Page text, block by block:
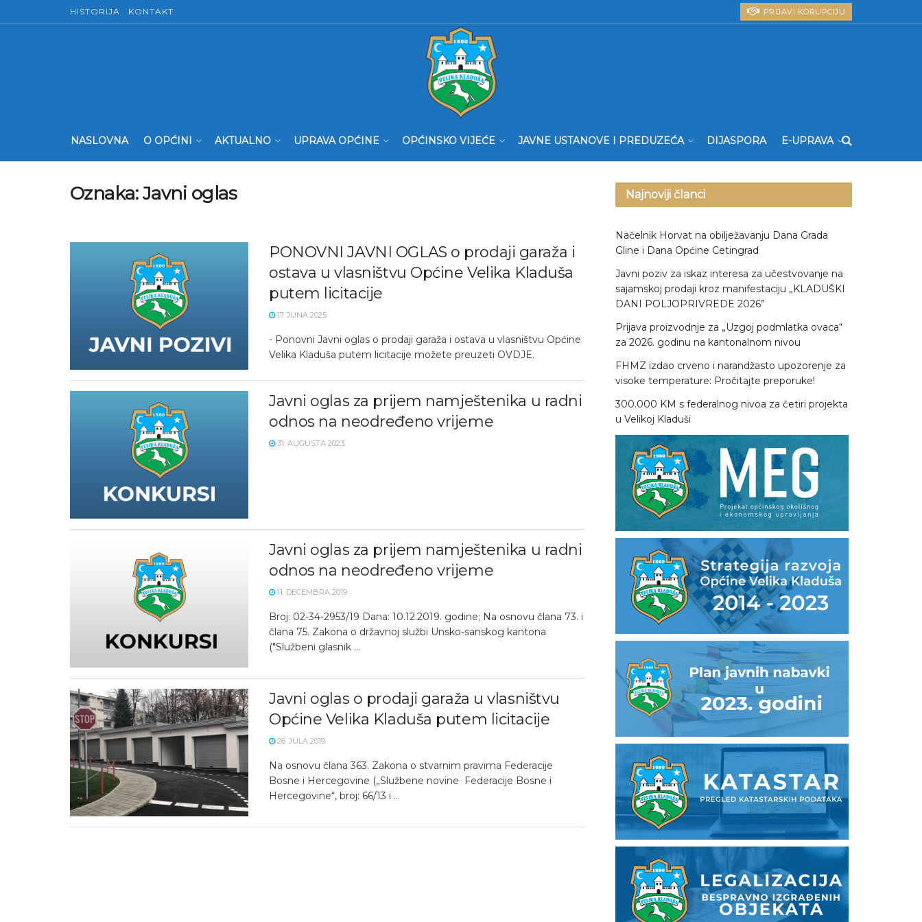
HISTORIJA KONTAKT PRIJAVI KORUPCIJU
NASLOVNA O OPĆINI AKTUALNO UPRAVA OPĆINE OPĆINSKO VIJEĆE JAVNE USTANOVE I PREDUZEĆA DIJASPORA E-UPRAVA
Oznaka:Javni oglas
PONOVNI JAVNI OGLAS o prodaji garaža i
ostava u vlasništvu Općine Velika Kladuša
putem licitacije
17. JUNA 2025.
- Ponovni Javni oglas o prodaji garaža i ostava u vlasništvu Općine
Velika Kladuša putem licitacije možete preuzeti OVDJE.
Javni oglas za prijem namještenika u radni
odnos na neodređeno vrijeme
31. AUGUSTA 2023.
Javni oglas za prijem namještenika u radni
odnos na neodređeno vrijeme
11. DECEMBRA 2019.
Broj: 02-34-2953/19 Dana: 10.12.2019. godine; Na osnovu člana 73. i
člana 75. Zakona o državnoj službi Unsko-sanskog kantona
("Službeni glasnik ...
Javni oglas o prodaji garaža u vlasništvu
Općine Velika Kladuša putem licitacije
26. JULA 2019.
Na osnovu člana 363. Zakona o stvarnim pravima Federacije
Bosne i Hercegovine („Službene novine Federacije Bosne i
Hercegovine“, broj: 66/13 i ...
Najnoviji članci
Načelnik Horvat na obilježavanju Dana Grada
Gline i Dana Općine Cetingrad
Javni poziv za iskaz interesa za učestvovanje na
sajamskoj prodaji kroz manifestaciju „KLADUŠKI
DANI POLJOPRIVREDE 2026”
Prijava proizvodnje za „Uzgoj podmlatka ovaca“
za 2026. godinu na kantonalnom nivou
FHMZ izdao crveno i narandžasto upozorenje za
visoke temperature: Pročitajte preporuke!
300.000 KM s federalnog nivoa za četiri projekta
u Velikoj Kladuši